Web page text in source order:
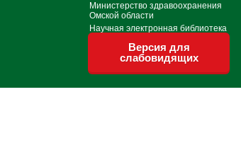
Министерство здравоохранения
Омской области
Научная электронная библиотека
Версия для
слабовидящих